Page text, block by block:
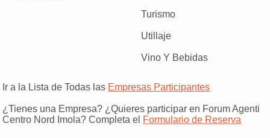
Turismo
Utillaje
Vino Y Bebidas
Ir a la Lista de Todas las Empresas Participantes
¿Tienes una Empresa? ¿Quieres participar en Forum Agenti
Centro Nord Imola? Completa el Formulario de Reserva